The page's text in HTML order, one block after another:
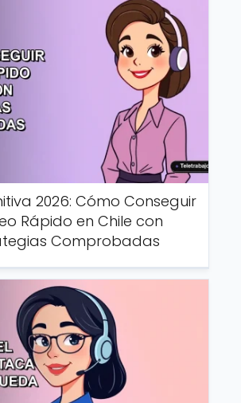
2026: Cómo Conseguir
Rápido en Chile con
Comprobadas